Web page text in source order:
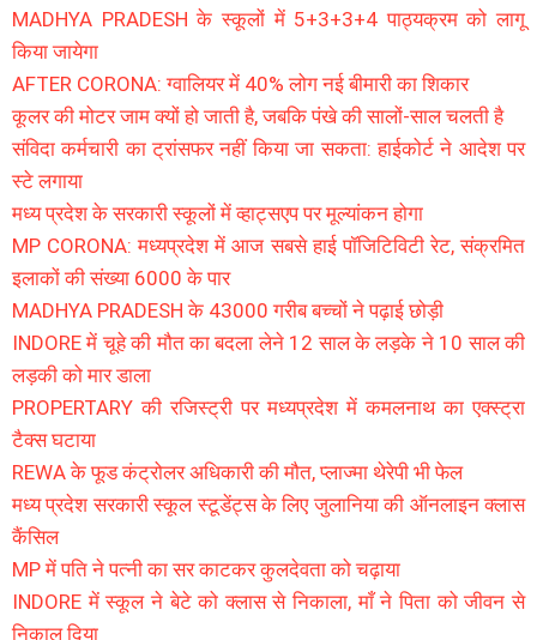
MADHYA PRADESH के स्कूलों में 5+3+3+4 पाठ्यक्रम को लागू
किया जायेगा
AFTER CORONA: ग्वालियर में 40% लोग नई बीमारी का शिकार
कूलर की मोटर जाम क्यों हो जाती है, जबकि पंखे की सालों-साल चलती है
संविदा कर्मचारी का ट्रांसफर नहीं किया जा सकता: हाईकोर्ट ने आदेश पर
स्टे लगाया
मध्य प्रदेश के सरकारी स्कूलों में व्हाट्सएप पर मूल्यांकन होगा
MP CORONA: मध्यप्रदेश में आज सबसे हाई पॉजिटिविटी रेट, संक्रमित
इलाकों की संख्या 6000 के पार
MADHYA PRADESH के 43000 गरीब बच्चों ने पढ़ाई छोड़ी
INDORE में चूहे की मौत का बदला लेने 12 साल के लड़के ने 10 साल की
लड़की को मार डाला
PROPERTARY की रजिस्ट्री पर मध्यप्रदेश में कमलनाथ का एक्स्ट्रा
टैक्स घटाया
REWA के फूड कंट्रोलर अधिकारी की मौत, प्लाज्मा थेरेपी भी फेल
मध्य प्रदेश सरकारी स्कूल स्टूडेंट्स के लिए जुलानिया की ऑनलाइन क्लास
कैंसिल
MP में पति ने पत्नी का सर काटकर कुलदेवता को चढ़ाया
INDORE में स्कूल ने बेटे को क्लास से निकाला, माँ ने पिता को जीवन से
निकाल दिया